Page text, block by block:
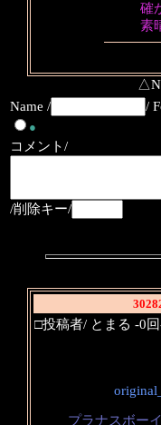
確
素
Name /
/
●
コメント/
/削除キー/
□投稿者/ とまる -0
プラナスボー